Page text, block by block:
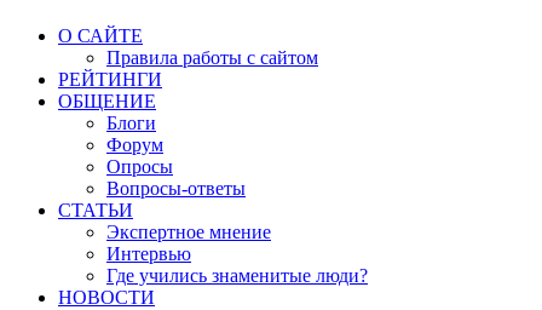
О САЙТЕ
Правила работы с сайтом
РЕЙТИНГИ
ОБЩЕНИЕ
Блоги
Форум
Опросы
Вопросы-ответы
СТАТЬИ
Экспертное мнение
Интервью
Где учились знаменитые люди?
НОВОСТИ